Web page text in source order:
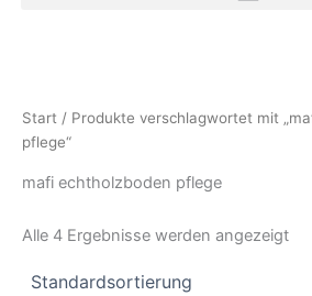
Start / Produkte verschlagwortet mit
pflege“
mafi echtholzboden pflege
Alle 4 Ergebnisse werden angezeigt